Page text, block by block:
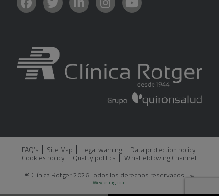
FAQ’s Site Map Legal warning
Data protection policy
Cookies policy
Quality politics
Whistleblowing Channel
® Clínica Rotger 2026 Todos los derechos reservados - by
Weyketing.com